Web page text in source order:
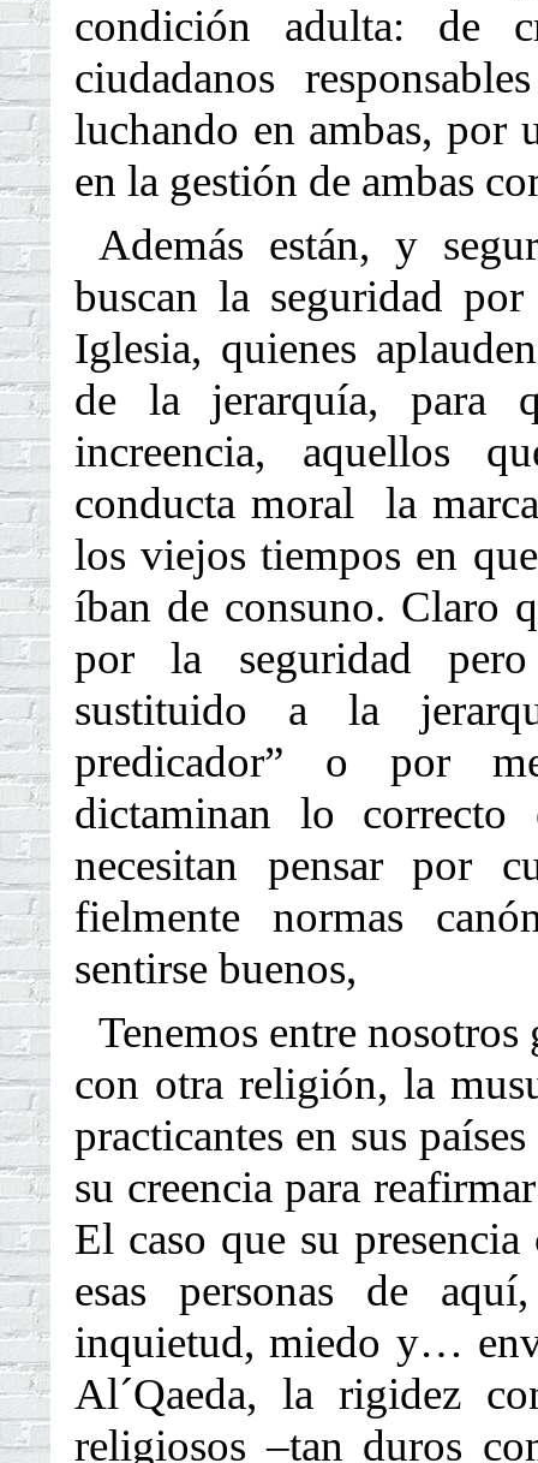
condición adulta: de
ciudadanos
luchando en ambas, por
en la gestión de ambas
Además están, y
buscan la seguridad
Iglesia, quienes
de la jerarquía, para
increencia, aquellos
conducta moral la
los viejos tiempos en
íban de consuno. Claro
por la seguridad
sustituido a la
predicador” o por
dictaminan lo
necesitan pensar por
fielmente normas
sentirse buenos,
Tenemos entre
con otra religión, la
practicantes en sus
su creencia para
El caso que su
esas personas de
inquietud, miedo y…
Al´Qaeda, la rigidez
religiosos –tan duros